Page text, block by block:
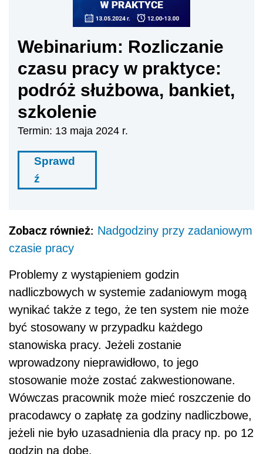
Webinarium: Rozliczanie
czasu pracy w praktyce:
podróż służbowa, bankiet,
szkolenie
Termin: 13 maja 2024 r.
Sprawd
ź
Zobacz również: Nadgodziny przy zadaniowym
czasie pracy
Problemy z wystąpieniem godzin
nadliczbowych w systemie zadaniowym mogą
wynikać także z tego, że ten system nie może
być stosowany w przypadku każdego
stanowiska pracy. Jeżeli zostanie
wprowadzony nieprawidłowo, to jego
stosowanie może zostać zakwestionowane.
Wówczas pracownik może mieć roszczenie do
pracodawcy o zapłatę za godziny nadliczbowe,
jeżeli nie było uzasadnienia dla pracy np. po 12
godzin na dobę.